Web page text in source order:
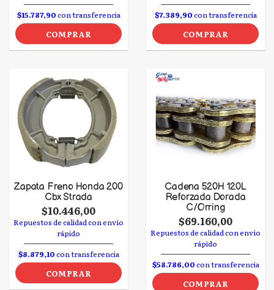
$15.787,90con transferencia
COMPRAR
$7.389,90con transferencia
COMPRAR
Zapata Freno Honda 200
Cbx Strada
$10.446,00
Repuestos de calidad con envío
rápido
$8.879,10con transferencia
COMPRAR
Cadena 520H 120L
Reforzada Dorada
C/Orring
$69.160,00
Repuestos de calidad con envío
rápido
$58.786,00con transferencia
COMPRAR